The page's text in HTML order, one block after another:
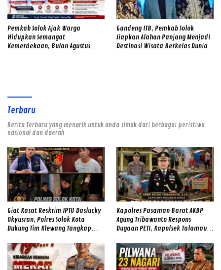
Pemkab Solok Ajak Warga
Hidupkan Semangat
Kemerdekaan, Bulan Agustus
Gandeng ITB, Pemkab Solok
Siapkan Alahan Panjang Menjadi
Destinasi Wisata Berkelas Dunia
Terbaru
Berita Terbaru yang menarik untuk anda simak dari berbagai peristiwa
nasional dan daerah
Giat Kasat Reskrim IPTU Daslucky
Okyusran, Polres Solok Kota
Dukung Tim Klewang Tangkap
Kapolres Pasaman Barat AKBP
Agung Tribawanto Respons
Dugaan PETI, Kapolsek Talamau